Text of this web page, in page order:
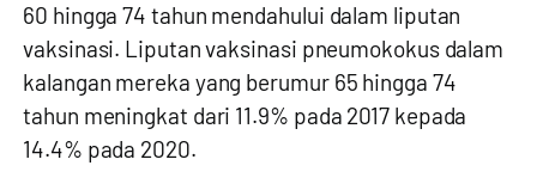
60 hingga 74 tahun mendahului dalam liputan
vaksinasi. Liputan vaksinasi pneumokokus dalam
kalangan mereka yang berumur 65 hingga 74
tahun meningkat dari 11.9% pada 2017 kepada
14.4% pada 2020.